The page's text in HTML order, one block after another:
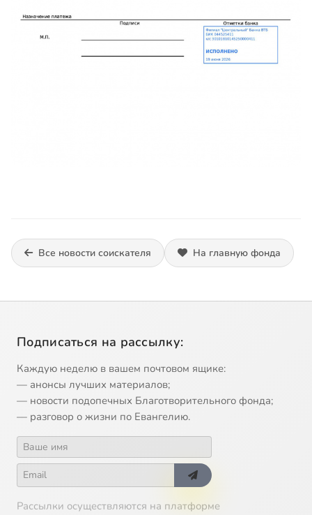
Все новости соискателя На главную фонда
Подписаться на рассылку:
Каждую неделю в вашем почтовом ящике:
— анонсы лучших материалов;
— новости подопечных Благотворительного фонда;
— разговор о жизни по Евангелию.
Рассылки осуществляются на платформе